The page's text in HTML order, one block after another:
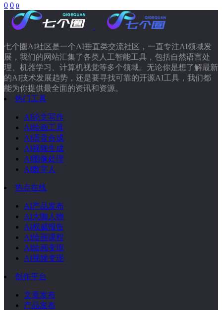
0 0 0
七个圈AI社区是一个AI垂直类交流社区，一直专注AI领域发
展，我们的网站汇集了各类人工智能工具，包括自然语言处
理、机器学习、计算机视觉等多个领域。无论你是想了解最新
的AI技术发展趋势，还是要寻找可靠的开源AI工具，我们都
能为你提供最全面的资讯和资源。
热门工具
AI论文写作
AI绘画工具
AI语音合成
AI视频生成
AI图像处理
AI数字人
热点在线
AI产品发布
AI大咖人物
AI权威报告
AI绘画课程
AI绘画变现
AI视频变现
创作平台
文章发布
产品发布